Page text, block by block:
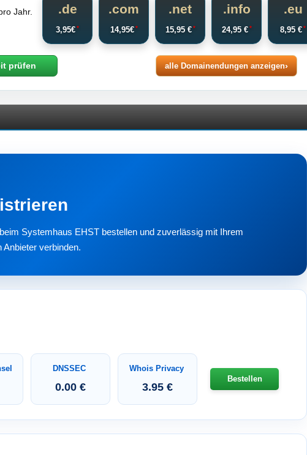
Jahr.
.de
3,95€*
.com
14,95€*
.net
15,95 €*
.info
24,95 €*
.eu
8,95 €*
prüfen alle Domainendungen anzeigen
Systemhaus EHST bestellen und zuverlässig mit Ihrem
verbinden.
DNSSEC
0.00 €
Whois Privacy
3.95 €
Bestellen